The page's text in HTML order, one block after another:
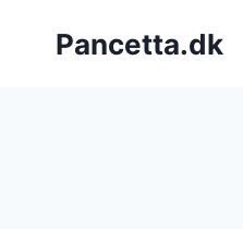
Pancetta.dk